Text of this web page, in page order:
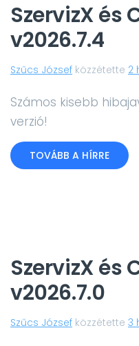
SzervizX és
v2026.7.4
Szűcs József közzétette 2
Számos kisebb
verzió!
TOVÁBB A HÍRRE
SzervizX és
v2026.7.0
Szűcs József közzétette 3